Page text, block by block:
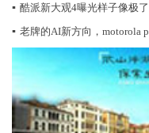
▪ 酷派新大观4曝光样子像极
▪ 老牌的AI新方向，motorola